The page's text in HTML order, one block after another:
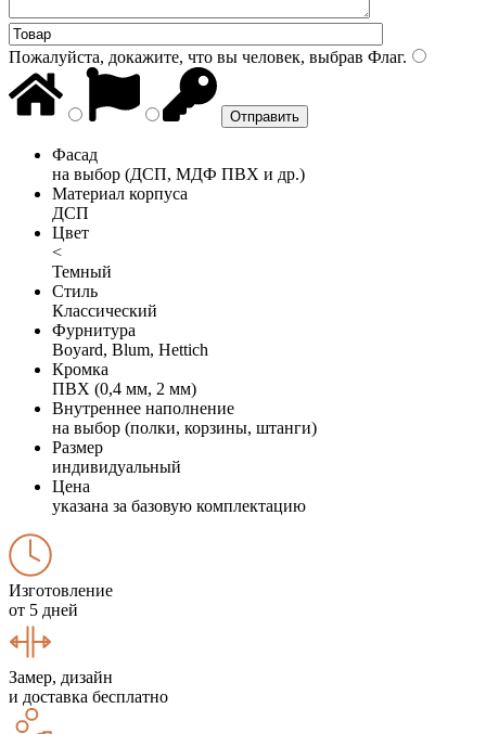
Пожалуйста, докажите, что вы человек, выбрав Флаг.
Фасад
на выбор (ДСП, МДФ ПВХ и др.)
Материал корпуса
ДСП
Цвет
<
Темный
Стиль
Классический
Фурнитура
Boyard, Blum, Hettich
Кромка
ПВХ (0,4 мм, 2 мм)
Внутреннее наполнение
на выбор (полки, корзины, штанги)
Размер
индивидуальный
Цена
указана за базовую комплектацию
Изготовление
от 5 дней
Замер, дизайн
и доставка бесплатно